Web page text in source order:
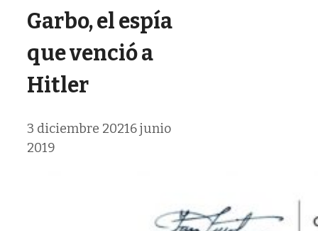
Garbo, el espía
que venció a
Hitler
3 diciembre 20216 junio
2019